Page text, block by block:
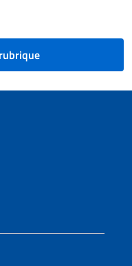
page